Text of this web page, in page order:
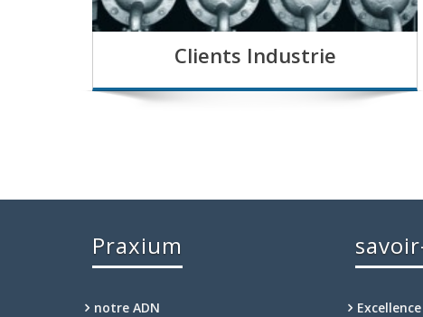
Clients Industrie
Praxium
notre ADN